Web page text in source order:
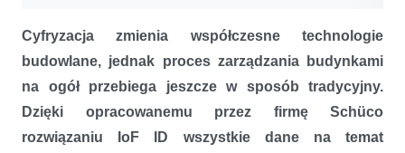
Cyfryzacja zmienia współczesne technologie
budowlane, jednak proces zarządzania budynkami
na ogół przebiega jeszcze w sposób tradycyjny.
Dzięki opracowanemu przez firmę Schüco
rozwiązaniu IoF ID wszystkie dane na temat